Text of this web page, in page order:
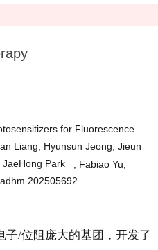
for Fluorescence
Liang, Hyunsun Jeong, Jieun
JaeHong Park
, Fabiao Yu,
子/位阻庞大的基团，开发了